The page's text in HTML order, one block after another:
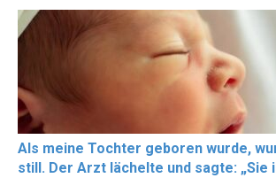
Als meine Tochter geboren wurde,
still. Der Arzt lächelte und sagte: „Sie